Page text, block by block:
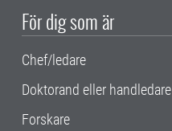
För dig som är
Chef/ledare
Doktorand eller handledare
Forskare